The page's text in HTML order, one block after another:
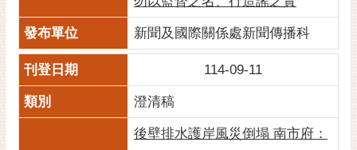
放
宣
告
市
府
交
新聞及國際關係處新聞傳播科
114-09-11
澄清稿
後壁排水護岸風災倒塌 南市府：